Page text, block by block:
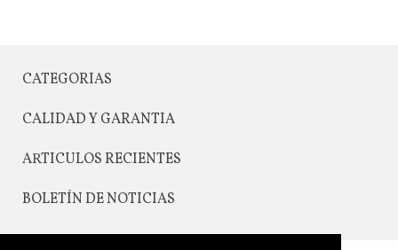
CATEGORIAS
CALIDAD Y GARANTIA
ARTICULOS RECIENTES
BOLETÍN DE NOTICIAS